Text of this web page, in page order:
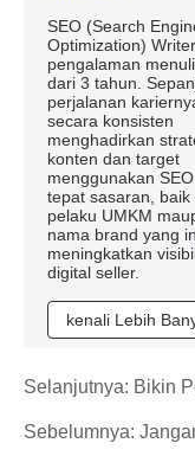
SEO (Search
Optimization)
pengalaman
dari 3 tahun.
perjalanan
secara konsisten
menghadirkan
konten dan target
menggunakan
tepat sasaran, baik
pelaku UMKM
nama brand yang
meningkatkan
digital seller.
kenali Lebih
Sebelumnya:
Selanjutnya: Bikin